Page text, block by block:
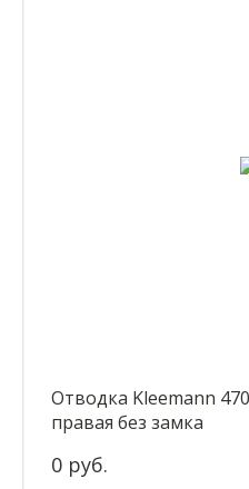
Отводка Kleemann
правая без замка
0 руб.